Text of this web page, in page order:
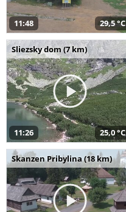
11:48 29,5 °C
Sliezsky dom (7 km)
11:26 25,0 °C
Skanzen Pribylina (18 km)